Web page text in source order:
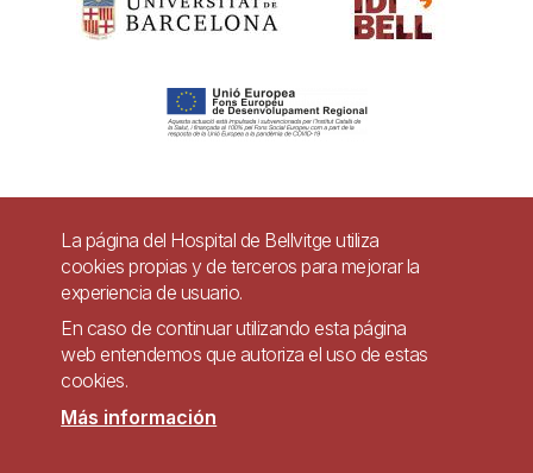
Pie
página
Contacto
Accesibilidad
Política de Privacidad de Sistemas de Videovigilancia
La página del Hospital de Bellvitge utiliza
cookies propias y de terceros para mejorar la
experiencia de usuario.
En caso de continuar utilizando esta página
web entendemos que autoriza el uso de estas
cookies.
Más información